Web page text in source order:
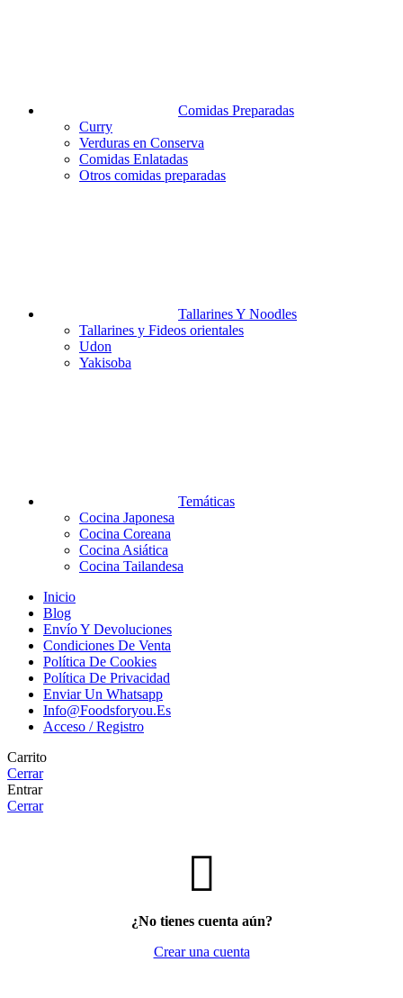
Comidas Preparadas
Curry
Verduras en Conserva
Comidas Enlatadas
Otros comidas preparadas
Tallarines Y Noodles
Tallarines y Fideos orientales
Udon
Yakisoba
Temáticas
Cocina Japonesa
Cocina Coreana
Cocina Asiática
Cocina Tailandesa
Inicio
Blog
Envío Y Devoluciones
Condiciones De Venta
Política De Cookies
Política De Privacidad
Enviar Un Whatsapp
Info@foodsforyou.es
Acceso / Registro
Carrito
Cerrar
Entrar
Cerrar
¿No tienes cuenta aún?
Crear una cuenta